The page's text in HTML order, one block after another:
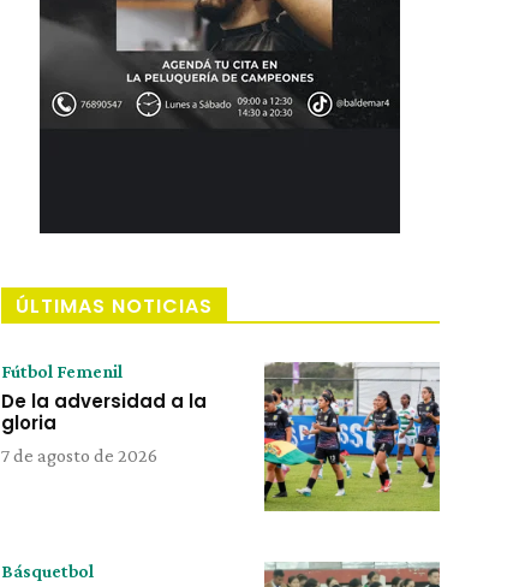
ÚLTIMAS NOTICIAS
Fútbol Femenil
De la adversidad a la
gloria
7 de agosto de 2026
Básquetbol